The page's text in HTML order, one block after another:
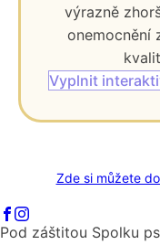
výrazně
onemocnění
Vyplnit
Zde si můžete
Pod záštitou Spolku